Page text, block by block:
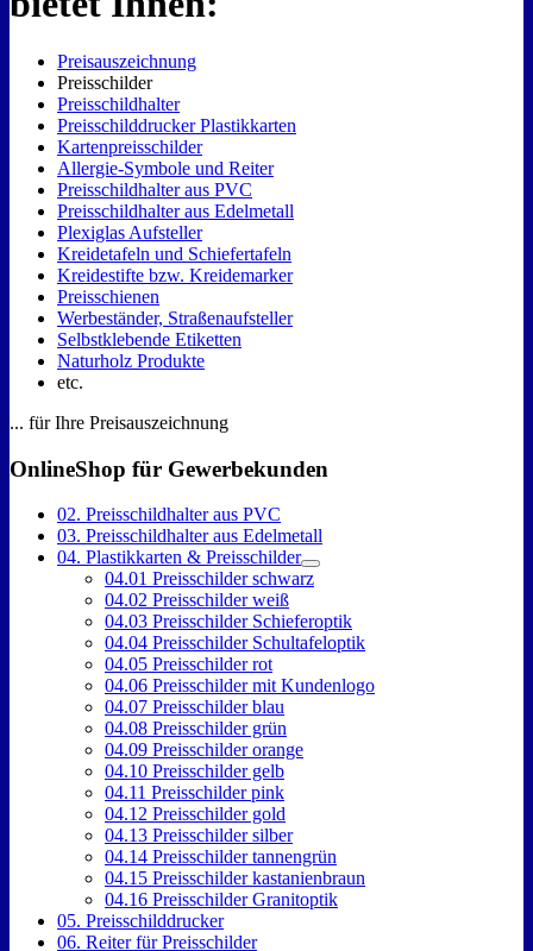
Preisauszeichnung
Preisschilder
Preisschildhalter
Preisschilddrucker Plastikkarten
Kartenpreisschilder
Allergie-Symbole und Reiter
Preisschildhalter aus PVC
Preisschildhalter aus Edelmetall
Plexiglas Aufsteller
Kreidetafeln und Schiefertafeln
Kreidestifte bzw. Kreidemarker
Preisschienen
Werbeständer, Straßenaufsteller
Selbstklebende Etiketten
Naturholz Produkte
etc.
... für Ihre Preisauszeichnung
OnlineShop für Gewerbekunden
02. Preisschildhalter aus PVC
03. Preisschildhalter aus Edelmetall
04. Plastikkarten & Preisschilder
04.01 Preisschilder schwarz
04.02 Preisschilder weiß
04.03 Preisschilder Schieferoptik
04.04 Preisschilder Schultafeloptik
04.05 Preisschilder rot
04.06 Preisschilder mit Kundenlogo
04.07 Preisschilder blau
04.08 Preisschilder grün
04.09 Preisschilder orange
04.10 Preisschilder gelb
04.11 Preisschilder pink
04.12 Preisschilder gold
04.13 Preisschilder silber
04.14 Preisschilder tannengrün
04.15 Preisschilder kastanienbraun
04.16 Preisschilder Granitoptik
05. Preisschilddrucker
06. Reiter für Preisschilder